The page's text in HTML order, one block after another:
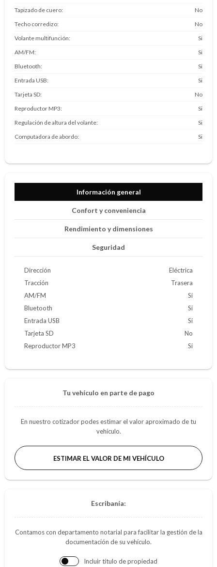
Tapizado de cuero
No
Techo corredizo
No
Volante multifunción
Si
AM/FM
Si
Bluetooth
Si
Entrada USB
Si
Tarjeta SD
No
Reproductor MP3
Si
Regulación de altura del volante
Si
Computadora de abordo
Si
Información general
Confort y conveniencia
Rendimiento y dimensiones
Seguridad
Dirección
Eléctrica
Tracción
Trasera
AM/FM
Si
Bluetooth
Si
Entrada USB
Si
Tarjeta SD
No
Reproductor MP3
Si
Tu vehículo en parte de pago
En nuestro cotizador podes estimar el valor aproximado de tu
vehículo.
ESTIMAR EL VALOR DE MI VEHÍCULO
Escribanía:
Contamos con departamento notarial para facilitar la gestión de la
documentación de su vehículo.
Incluir título de propiedad